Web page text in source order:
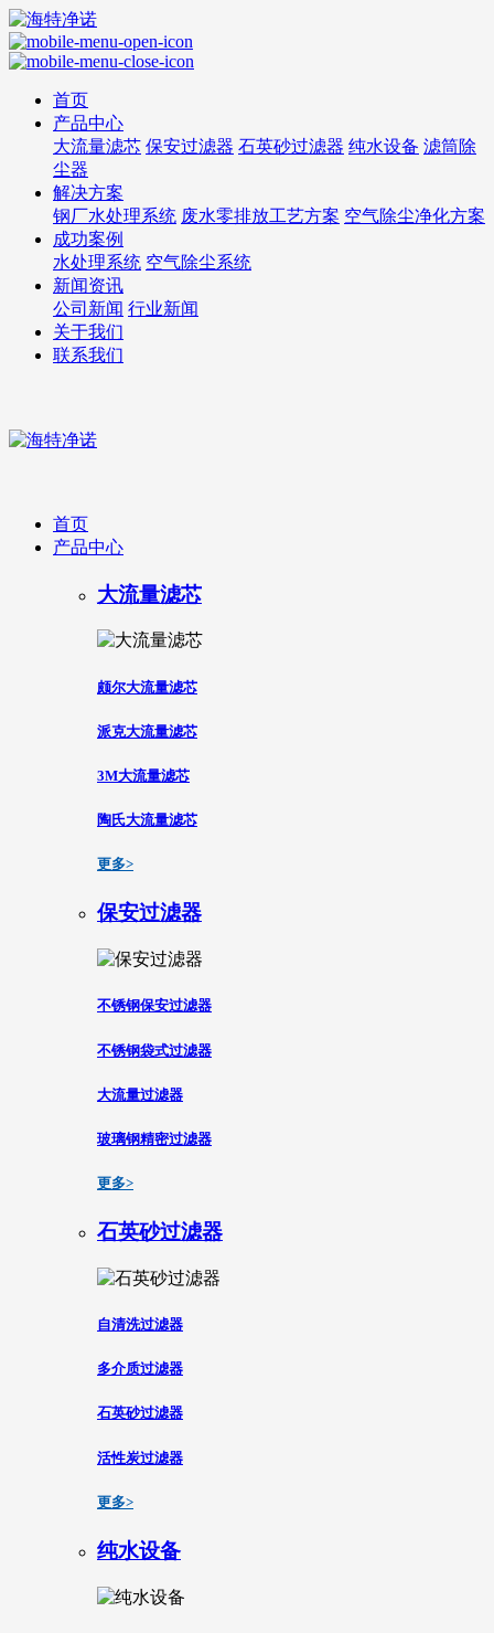
首页
产品中心
大流量滤芯 保安过滤器 石英砂过滤器 纯水设备 滤筒除
尘器
解决方案
钢厂水处理系统 废水零排放工艺方案 空气除尘净化方案
成功案例
水处理系统 空气除尘系统
新闻资讯
公司新闻 行业新闻
关于我们
联系我们
首页
产品中心
大流量滤芯
颇尔大流量滤芯
派克大流量滤芯
3M大流量滤芯
陶氏大流量滤芯
更多>
保安过滤器
不锈钢保安过滤器
不锈钢袋式过滤器
大流量过滤器
玻璃钢精密过滤器
更多>
石英砂过滤器
自清洗过滤器
多介质过滤器
石英砂过滤器
活性炭过滤器
更多>
纯水设备